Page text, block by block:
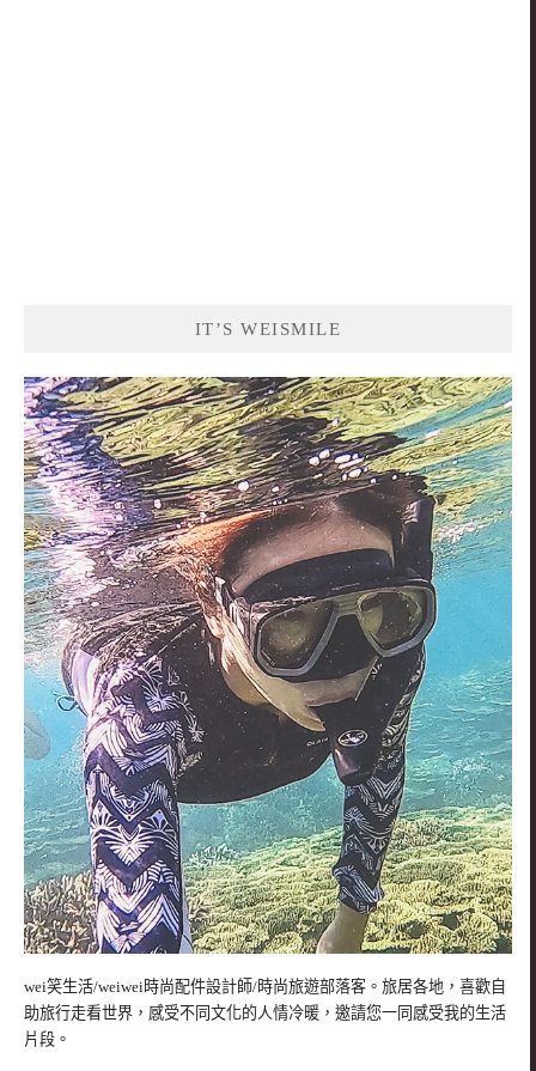
IT’S WEISMILE
wei笑生活/weiwei時尚配件設計師/時尚旅遊部落客。旅居各地，喜歡自
助旅行走看世界，感受不同文化的人情冷暖，邀請您一同感受我的生活
片段。